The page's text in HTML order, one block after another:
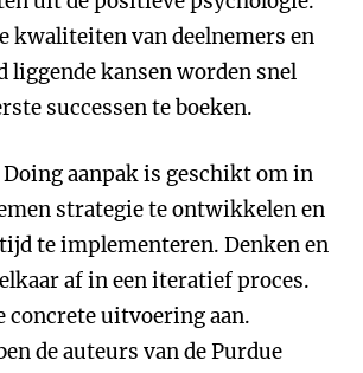
kwaliteiten van deelnemers en
liggende kansen worden snel
successen te boeken.
aanpak is geschikt om in
strategie te ontwikkelen en
te implementeren. Denken en
af in een iteratief proces.
concrete uitvoering aan.
de auteurs van de Purdue